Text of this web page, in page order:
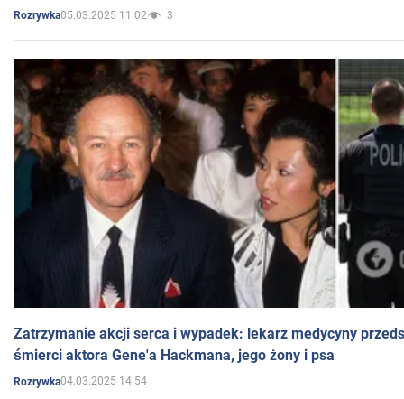
Rozrywka05.03.2025 11:02 3
Zatrzymanie akcji serca i wypadek: lekarz medycyny
śmierci aktora Gene'a Hackmana, jego żony i psa
Rozrywka04.03.2025 14:54